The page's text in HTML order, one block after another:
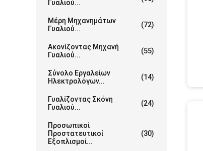
Γυαλιού...
Μέρη Μηχανημάτων
Γυαλιού...
(72)
Ακονίζοντας Μηχανή
Γυαλιού...
(55)
Σύνολο Εργαλείων
Ηλεκτρολόγων...
(14)
Γυαλίζοντας Σκόνη
Γυαλιού...
(24)
Προσωπικοί
Προστατευτικοί
Εξοπλισμοί...
(30)